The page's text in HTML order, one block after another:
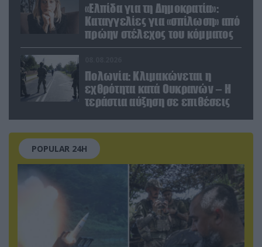
«Ελπίδα για τη Δημοκρατία»:
Καταγγελίες για «σπίλωση» από
πρώην στέλεχος του κόμματος
Πολωνία: Κλιμακώνεται η
εχθρότητα κατά Ουκρανών – Η
τεράστια αύξηση σε επιθέσεις
POPULAR 24H